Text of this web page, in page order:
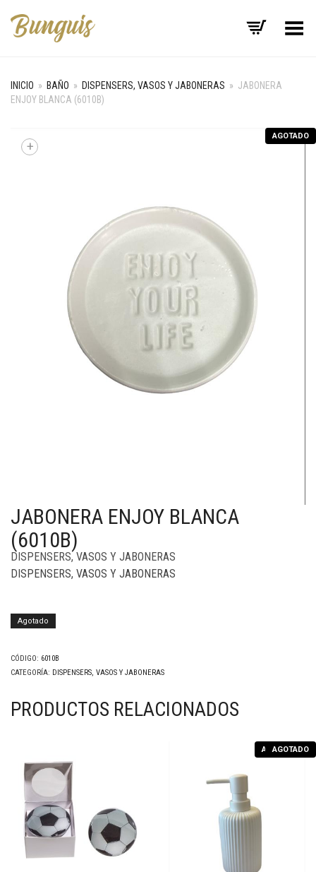
Menú
INICIO » BAÑO » DISPENSERS, VASOS Y JABONERAS » JABONERA
ENJOY BLANCA (6010B)
AGOTADO
+
JABONERA ENJOY BLANCA
(6010B)
DISPENSERS, VASOS Y JABONERAS
DISPENSERS, VASOS Y JABONERAS
Agotado
CÓDIGO: 6010B
CATEGORÍA: DISPENSERS, VASOS Y JABONERAS
PRODUCTOS RELACIONADOS
AGOTADO
AGOTADO